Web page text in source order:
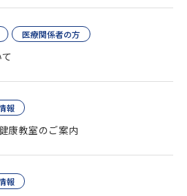
医療関係者の方
報
康教室のご案内
報